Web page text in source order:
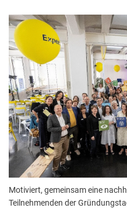
Motiviert, gemeinsam eine
Teilnehmenden der